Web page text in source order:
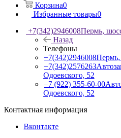
Корзина0
Избранные товары0
+7(342)2946008Пермь,
Назад
Телефоны
+7(342)2946008Пермь,
+7(342)2576263
Одоевского, 52
+7 (922) 355-60-00
Одоевского, 52
Контактная информация
Вконтакте